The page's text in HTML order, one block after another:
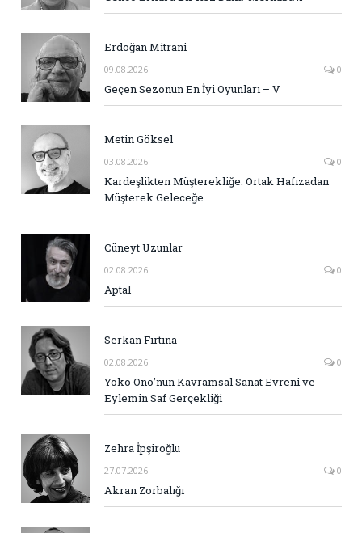
Erdoğan Mitrani
09.08.2026 0
Geçen Sezonun En İyi Oyunları – V
Metin Göksel
03.08.2026 0
Kardeşlikten Müşterekliğe: Ortak Hafızadan
Müşterek Geleceğe
Cüneyt Uzunlar
02.08.2026 0
Aptal
Serkan Fırtına
02.08.2026 0
Yoko Ono’nun Kavramsal Sanat Evreni ve
Eylemin Saf Gerçekliği
Zehra İpşiroğlu
27.07.2026 0
Akran Zorbalığı